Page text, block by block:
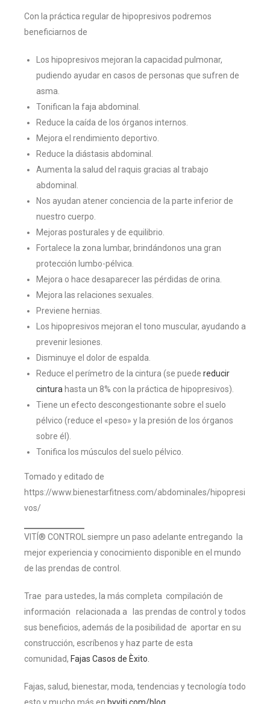
Con la práctica regular de hipopresivos podremos
beneficiarnos de
Los hipopresivos mejoran la capacidad pulmonar,
pudiendo ayudar en casos de personas que sufren de
asma.
Tonifican la faja abdominal.
Reduce la caída de los órganos internos.
Mejora el rendimiento deportivo.
Reduce la diástasis abdominal.
Aumenta la salud del raquis gracias al trabajo
abdominal.
Nos ayudan atener conciencia de la parte inferior de
nuestro cuerpo.
Mejoras posturales y de equilibrio.
Fortalece la zona lumbar, brindándonos una gran
protección lumbo-pélvica.
Mejora o hace desaparecer las pérdidas de orina.
Mejora las relaciones sexuales.
Previene hernias.
Los hipopresivos mejoran el tono muscular, ayudando a
prevenir lesiones.
Disminuye el dolor de espalda.
Reduce el perímetro de la cintura (se puede reducir
cintura hasta un 8% con la práctica de hipopresivos).
Tiene un efecto descongestionante sobre el suelo
pélvico (reduce el «peso» y la presión de los órganos
sobre él).
Tonifica los músculos del suelo pélvico.
Tomado y editado de
https://www.bienestarfitness.com/abdominales/hipopresi
vos/
VITÍ® CONTROL siempre un paso adelante entregando la
mejor experiencia y conocimiento disponible en el mundo
de las prendas de control.
Trae para ustedes, la más completa compilación de
información relacionada a las prendas de control y todos
sus beneficios, además de la posibilidad de aportar en su
construcción, escríbenos y haz parte de esta
comunidad, Fajas Casos de Èxito.
Fajas, salud, bienestar, moda, tendencias y tecnología todo
esto y mucho más en byviti.com/blog